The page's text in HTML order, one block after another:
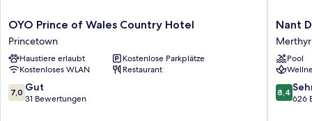
OYO
Prince
of
Wales
Country
Hotel
Princetown
OYO Prince of Wales Country Hotel
Princetown
Haustiere erlaubt
Kostenlose Parkplätze
Kostenloses WLAN
Restaurant
7.0
von
7,0 Gut
31 Bewertungen
Nant
Ddu
Lodge
Hotel
&
Spa
by
Nant
Pool
8.4
von
8,4
626